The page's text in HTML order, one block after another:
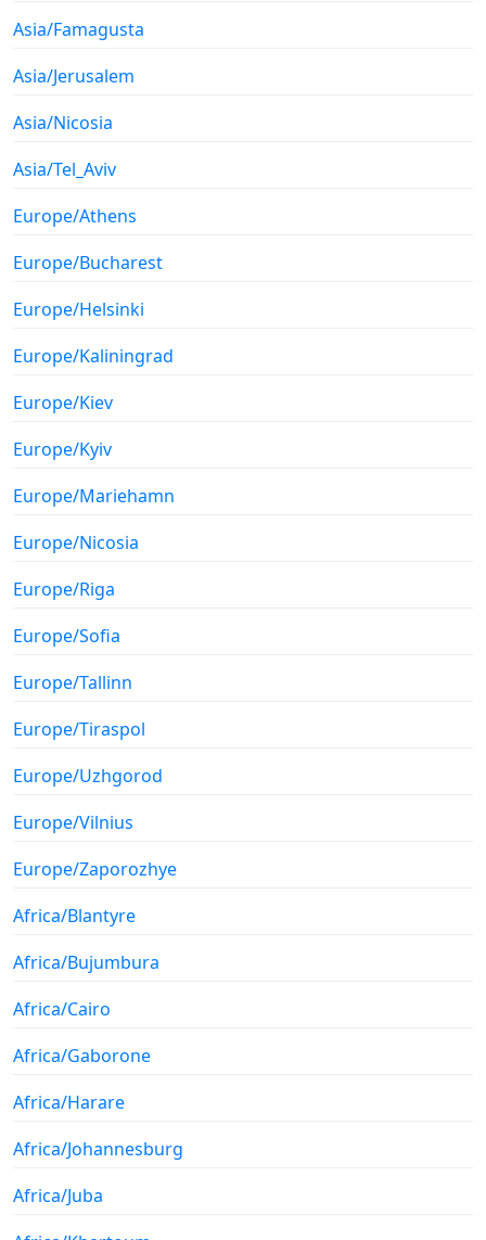
Asia/Famagusta
Asia/Jerusalem
Asia/Nicosia
Asia/Tel_Aviv
Europe/Athens
Europe/Bucharest
Europe/Helsinki
Europe/Kaliningrad
Europe/Kiev
Europe/Kyiv
Europe/Mariehamn
Europe/Nicosia
Europe/Riga
Europe/Sofia
Europe/Tallinn
Europe/Tiraspol
Europe/Uzhgorod
Europe/Vilnius
Europe/Zaporozhye
Africa/Blantyre
Africa/Bujumbura
Africa/Cairo
Africa/Gaborone
Africa/Harare
Africa/Johannesburg
Africa/Juba